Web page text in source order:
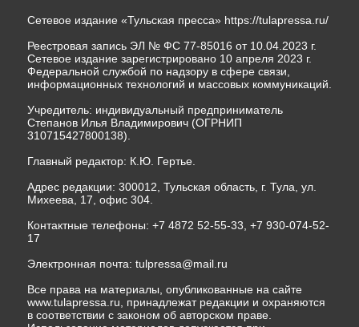
Сетевое издание «Тульская пресса» https://tulapressa.ru/
Реестровая запись ЭЛ № ФС 77-85016 от 10.04.2023 г.
Сетевое издание зарегистрировано 10 апреля 2023 г.
Федеральной службой по надзору в сфере связи,
информационных технологий и массовых коммуникаций.
Учредитель: индивидуальный предприниматель
Степанов Илья Владимирович (ОГРНИП
310715427800138).
Главный редактор: К.Ю. Гертье.
Адрес редакции: 300012, Тульская область, г. Тула, ул.
Михеева, 17, офис 304.
Контактные телефоны: +7 4872 52-55-33, +7 930-074-52-
17
Электронная почта: tulpressa@mail.ru
Все права на материалы, опубликованные на сайте
www.tulapressa.ru, принадлежат редакции и охраняются
в соответствии с законом об авторском праве.